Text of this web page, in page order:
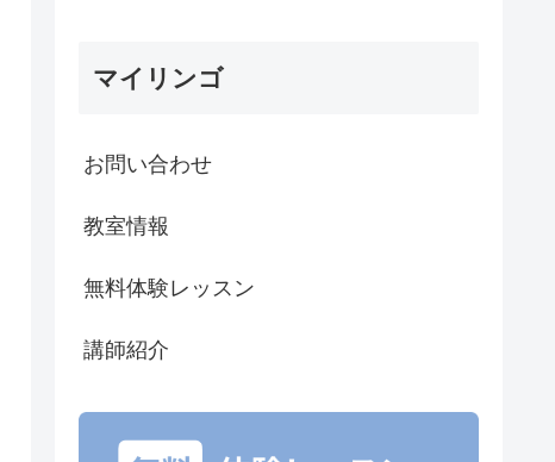
マイリンゴ
お問い合わせ
教室情報
無料体験レッスン
講師紹介